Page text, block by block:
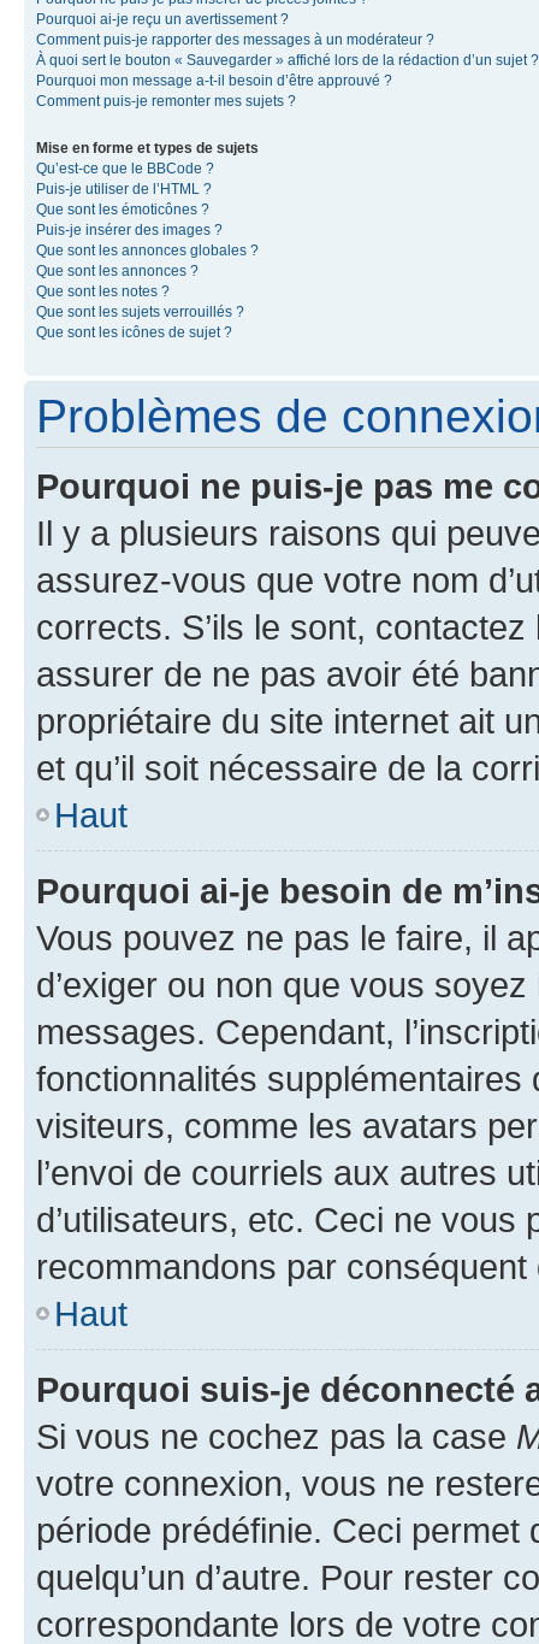
Pourquoi ai-je reçu un avertissement ?
Comment puis-je rapporter des messages à un modérateur ?
À quoi sert le bouton « Sauvegarder » affiché lors de la rédaction d’un sujet ?
Pourquoi mon message a-t-il besoin d’être approuvé ?
Comment puis-je remonter mes sujets ?
Mise en forme et types de sujets
Qu’est-ce que le BBCode ?
Puis-je utiliser de l’HTML ?
Que sont les émoticônes ?
Puis-je insérer des images ?
Que sont les annonces globales ?
Que sont les annonces ?
Que sont les notes ?
Que sont les sujets verrouillés ?
Que sont les icônes de sujet ?
Problèmes de
Pourquoi ne puis-je pas me
Il y a plusieurs raisons qui
assurez-vous que votre nom
corrects. S’ils le sont,
assurer de ne pas avoir été
propriétaire du site internet ait
et qu’il soit nécessaire de la
Haut
Pourquoi ai-je besoin de
Vous pouvez ne pas le faire, il
d’exiger ou non que vous
messages. Cependant,
fonctionnalités
visiteurs, comme les avatars
l’envoi de courriels aux autres
d’utilisateurs, etc. Ceci ne vous
recommandons par conséquent
Haut
Pourquoi suis-je déconnecté
Si vous ne cochez pas la case
votre connexion, vous ne
période prédéfinie. Ceci permet
quelqu’un d’autre. Pour rester
correspondante lors de votre